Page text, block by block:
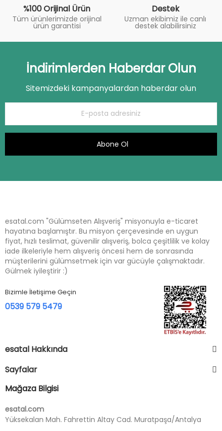
%100 Orijinal Ürün
Tüm ürünlerimizde orijinal
ürün garantisi
Destek
Uzman ekibimiz ile canlı
destek alabilirsiniz
İndirimlerden Haberdar Olun
Sitemizdeki kampanyalardan haberdar olun
Abone Ol
esatal.com "Gülümseten Alışveriş" misyonuyla e-ticaret
hayatına başlamıştır. Bu misyon çerçevesinde en uygun
fiyat, hızlı teslimat, güvenilir alışveriş, bolca çeşitlilik ve kolay
iade ilkeleriyle hem alışveriş öncesi hem de sonrasında
müşterilerini gülümsetmek için var gücüyle çalışmaktadır.
Gülmek iyileştirir :)
Bizimle İletişime Geçin
0539 579 5479
esatal Hakkında
Sayfalar
Mağaza Bilgisi
esatal.com
Yüksekalan Mah. Fahrettin Altay Cad. Muratpaşa/Antalya